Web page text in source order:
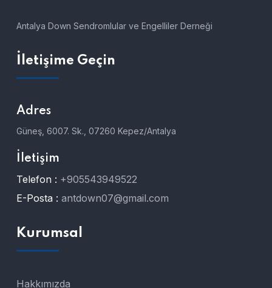
Antalya Down Sendromlular ve Engelliler Derneği
İletişime Geçin
Adres
Güneş, 6007. Sk., 07260 Kepez/Antalya
İletişim
Telefon : +905543949522
E-Posta : antdown07@gmail.com
Kurumsal
Hakkımızda